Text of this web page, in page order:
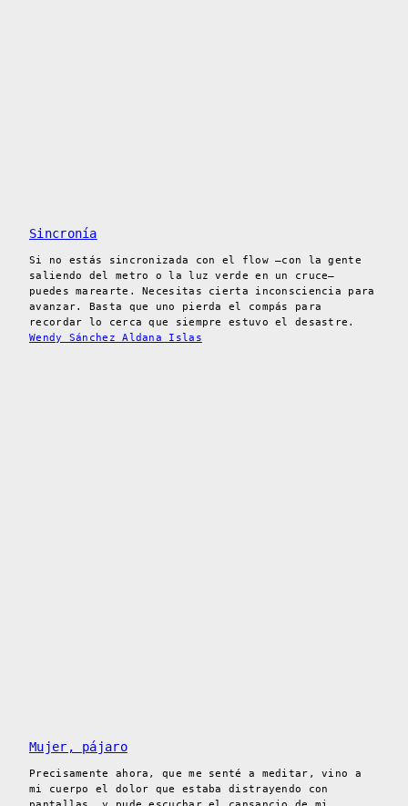
Sincronía
Si no estás sincronizada con el flow —con la gente
saliendo del metro o la luz verde en un cruce—
puedes marearte. Necesitas cierta inconsciencia para
avanzar. Basta que uno pierda el compás para
recordar lo cerca que siempre estuvo el desastre.
Wendy Sánchez Aldana Islas
Mujer, pájaro
Precisamente ahora, que me senté a meditar, vino a
mi cuerpo el dolor que estaba distrayendo con